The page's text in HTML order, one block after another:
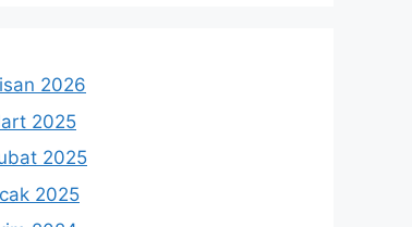
2026
2025
2025
2025